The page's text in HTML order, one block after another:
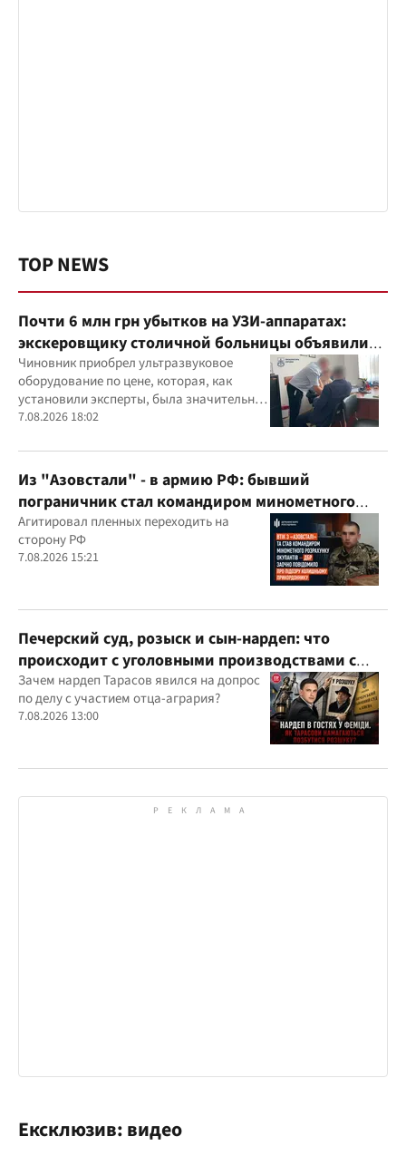
TOP NEWS
Почти 6 млн грн убытков на УЗИ-аппаратах:
экскеровщику столичной больницы объявили
подозрение
Чиновник приобрел ультразвуковое
оборудование по цене, которая, как
установили эксперты, была значительно
выше рыночной
7.08.2026 18:02
Из "Азовстали" - в армию РФ: бывший
пограничник стал командиром минометного
расчета оккупантов
Агитировал пленных переходить на
сторону РФ
7.08.2026 15:21
Печерский суд, розыск и сын-нардеп: что
происходит с уголовными производствами с
участием агробарона Тарасова?
Зачем нардеп Тарасов явился на допрос
по делу с участием отца-агрария?
7.08.2026 13:00
Ексклюзив: видео